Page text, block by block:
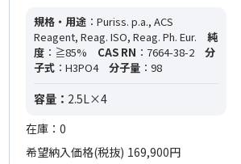
規格・用途 ：Puriss. p.a., ACS
Reagent, Reag. ISO, Reag. Ph. Eur.
純
度 ：≧85% CAS RN ：7664-38-2
分
子式 ：H3PO4 分子量 ：98
容量： 2.5L×4
在庫：0
希望納入価格(税抜) 169,900円